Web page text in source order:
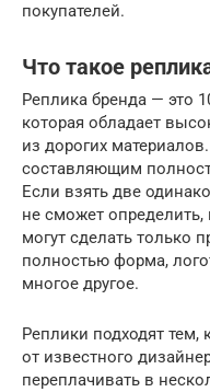
покупателей.
Что такое
Реплика бренда — это
которая обладает
из дорогих
составляющим
Если взять две
не сможет определить,
могут сделать только
полностью форма,
многое другое.
Реплики подходят тем,
от известного
переплачивать в